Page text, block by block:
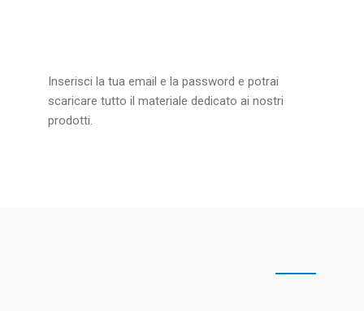
Inserisci la tua email e la password e potrai
scaricare tutto il materiale dedicato ai nostri
prodotti.